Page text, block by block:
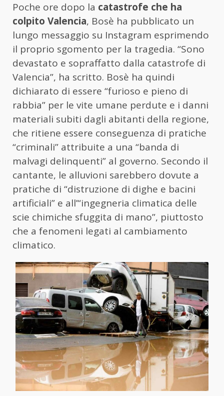
Poche ore dopo la catastrofe che ha
colpito Valencia, Bosè ha pubblicato un
lungo messaggio su Instagram esprimendo
il proprio sgomento per la tragedia. “Sono
devastato e sopraffatto dalla catastrofe di
Valencia”, ha scritto. Bosè ha quindi
dichiarato di essere “furioso e pieno di
rabbia” per le vite umane perdute e i danni
materiali subiti dagli abitanti della regione,
che ritiene essere conseguenza di pratiche
“criminali” attribuite a una “banda di
malvagi delinquenti” al governo. Secondo il
cantante, le alluvioni sarebbero dovute a
pratiche di “distruzione di dighe e bacini
artificiali” e all’“ingegneria climatica delle
scie chimiche sfuggita di mano”, piuttosto
che a fenomeni legati al cambiamento
climatico.